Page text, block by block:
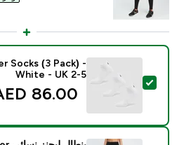
تحديد هذا المنتج - MP Unisex Trainer Socks (3 Pack) - White - UK 2-5
Socks (3 Pack) -
White - UK 2-5
86.00 AED‎